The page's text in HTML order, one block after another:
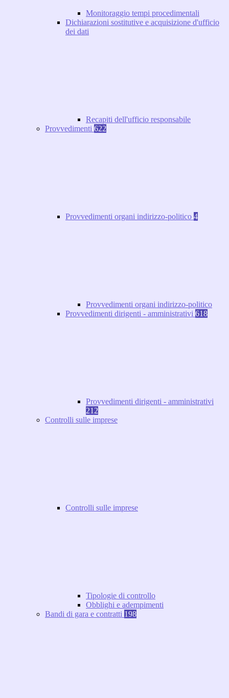
Monitoraggio tempi procedimentali
Dichiarazioni sostitutive e acquisizione d'ufficio
dei dati
Recapiti dell'ufficio responsabile
Provvedimenti 622
Provvedimenti organi indirizzo-politico 4
Provvedimenti organi indirizzo-politico
Provvedimenti dirigenti - amministrativi 618
Provvedimenti dirigenti - amministrativi
212
Controlli sulle imprese
Controlli sulle imprese
Tipologie di controllo
Obblighi e adempimenti
Bandi di gara e contratti 198